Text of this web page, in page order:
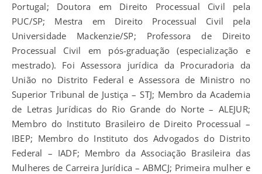
Portugal; Doutora em Direito Processual Civil pela
PUC/SP; Mestra em Direito Processual Civil pela
Universidade Mackenzie/SP; Professora de Direito
Processual Civil em pós-graduação (especialização e
mestrado). Foi Assessora jurídica da Procuradoria da
União no Distrito Federal e Assessora de Ministro no
Superior Tribunal de Justiça – STJ; Membro da Academia
de Letras Jurídicas do Rio Grande do Norte – ALEJUR;
Membro do Instituto Brasileiro de Direito Processual –
IBEP; Membro do Instituto dos Advogados do Distrito
Federal – IADF; Membro da Associação Brasileira das
Mulheres de Carreira Jurídica – ABMCJ; Primeira mulher e